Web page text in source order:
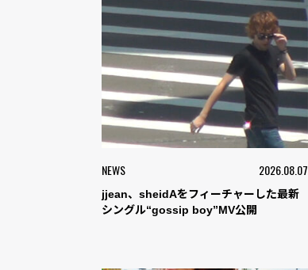
NEWS 2026.08.07
jjean、sheidAをフィーチャーした最新
シングル“gossip boy”MV公開